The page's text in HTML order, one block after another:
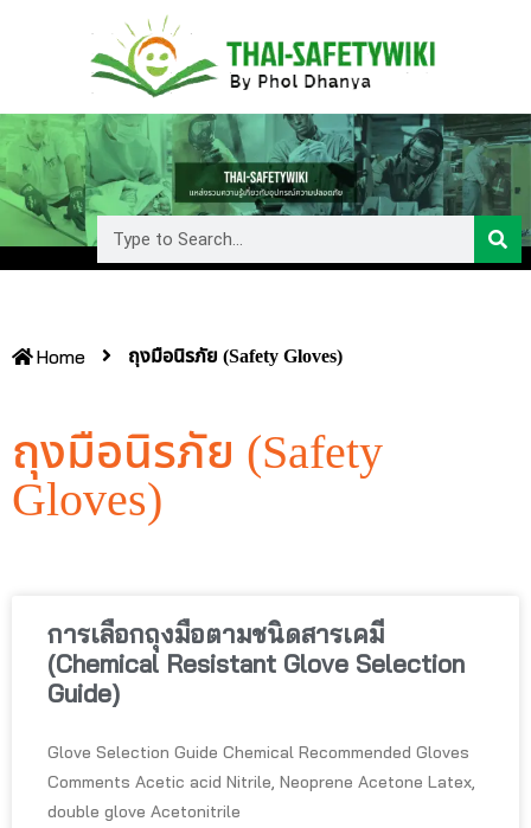
Home ถุงมือนิรภัย (Safety Gloves)
ถุงมือนิรภัย (Safety
Gloves)
การเลือกถุงมือตามชนิดสารเคมี
(Chemical Resistant Glove Selection
Guide)
Glove Selection Guide Chemical Recommended Gloves
Comments Acetic acid Nitrile, Neoprene Acetone Latex,
double glove Acetonitrile